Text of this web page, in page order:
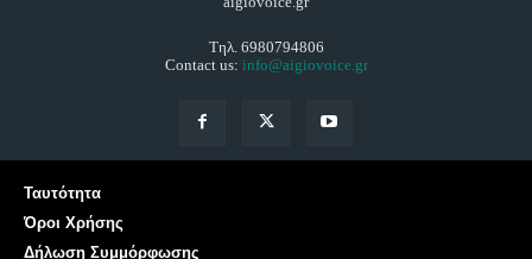
Τηλ. 6980794806
Contact us: info@aigiovoice.gr
Ταυτότητα
Όροι Χρήσης
Δήλωση Συμμόρφωσης